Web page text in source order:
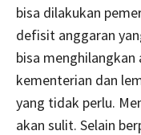
bisa dilakukan
defisit anggaran
bisa menghilangkan
kementerian dan
yang tidak perlu.
akan sulit. Selain